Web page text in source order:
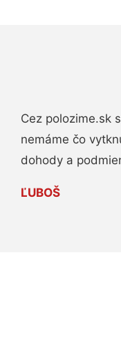
Cez polozime.sk
nemáme čo
dohody a
ĽUBOŠ